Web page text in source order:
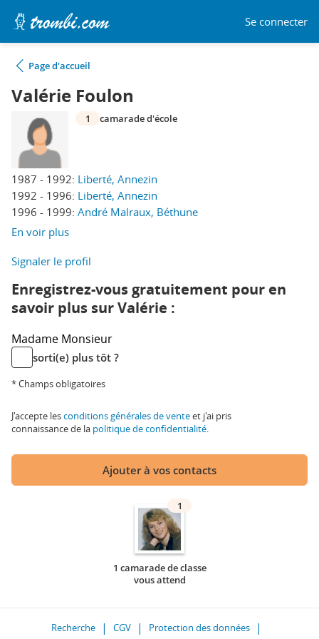
Se connecter
Page d'accueil
Valérie Foulon
1987 - 1992: Liberté, Annezin
1992 - 1996: Liberté, Annezin
1996 - 1999: André Malraux, Béthune
En voir plus
1 camarade d'école
Signaler le profil
Enregistrez-vous gratuitement pour en
savoir plus sur Valérie :
Madame Monsieur
sorti(e) plus tôt ?
* Champs obligatoires
J'accepte lesconditions générales de venteet j'ai pris
connaissance de la politique de confidentialité.
Ajouter à vos contacts
1
1 camarade de classe
vous attend
Recherche CGV
Protection des données